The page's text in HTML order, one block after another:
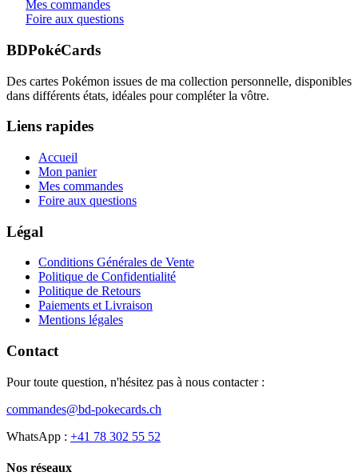
Mes commandes
Foire aux questions
BDPokéCards
Des cartes Pokémon issues de ma collection personnelle, disponibles
dans différents états, idéales pour compléter la vôtre.
Liens rapides
Accueil
Mon panier
Mes commandes
Foire aux questions
Légal
Conditions Générales de Vente
Politique de Confidentialité
Politique de Retours
Paiements et Livraison
Mentions légales
Contact
Pour toute question, n'hésitez pas à nous contacter :
commandes@bd-pokecards.ch
WhatsApp : +41 78 302 55 52
Nos réseaux